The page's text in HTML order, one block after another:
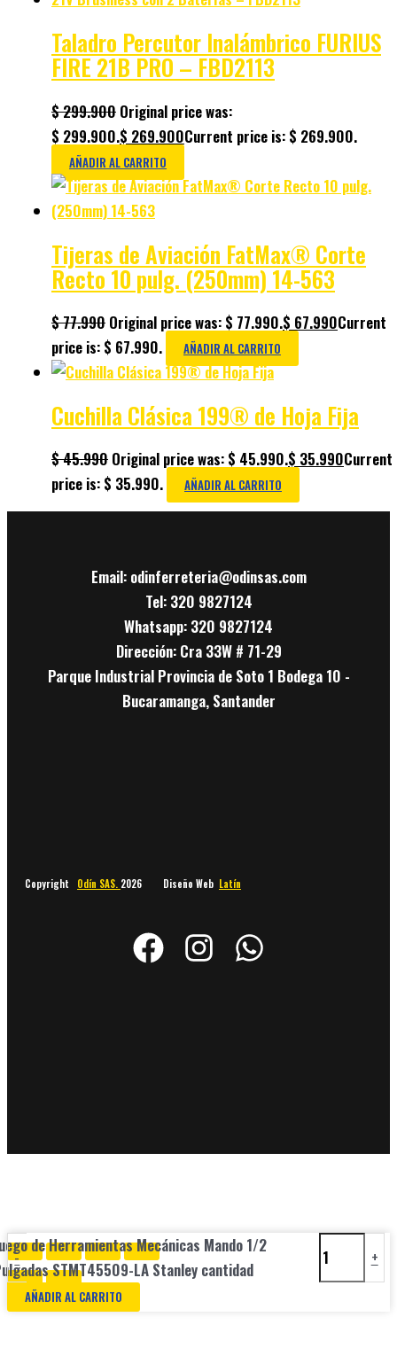
Taladro Percutor Inalámbrico FURIUS
FIRE 21B PRO – FBD2113
$299.900 Original price was:
$ 299.900.$ 269.900Current price is: $ 269.900.
AÑADIR AL CARRITO
Tijeras de Aviación FatMax® Corte
Recto 10 pulg. (250mm) 14-563
$77.990 Original price was: $ 77.990.$ 67.990Current
price is: $ 67.990.
AÑADIR AL CARRITO
Cuchilla Clásica 199® de Hoja Fija
$45.990 Original price was: $ 45.990.$ 35.990Current
price is: $ 35.990.
AÑADIR AL CARRITO
Email: odinferreteria@odinsas.com
Tel: 320 9827124
Whatsapp: 320 9827124
Dirección: Cra 33W # 71-29
Parque Industrial Provincia de Soto 1 Bodega 10 -
Bucaramanga, Santander
Copyright Odín SAS. 2026 Diseño Web Latín
-
de Herramientas Mecánicas Mando 1/2
STMT45509-LA Stanley cantidad
+
AÑADIR AL CARRITO